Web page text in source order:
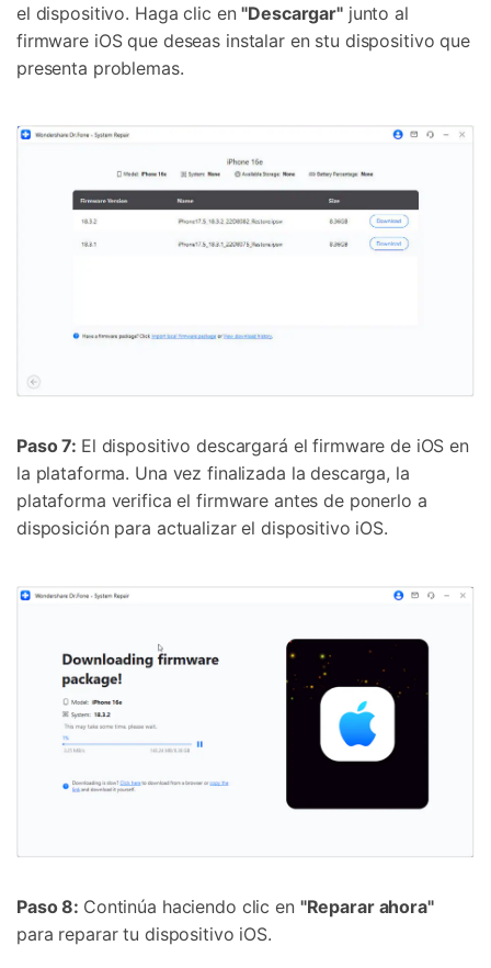
el dispositivo. Haga clic en"Descargar"junto al
firmware iOS que deseas instalar en stu dispositivo que
presenta problemas.
Paso 7: El dispositivo descargará el firmware de iOS en
la plataforma. Una vez finalizada la descarga, la
plataforma verifica el firmware antes de ponerlo a
disposición para actualizar el dispositivo iOS.
Paso 8: Continúa haciendo clic en "Reparar ahora"
para reparar tu dispositivo iOS.